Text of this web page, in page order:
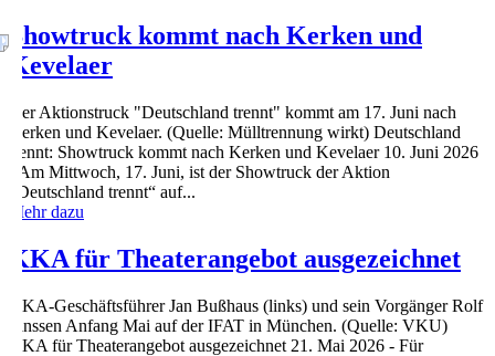
Showtruck kommt nach Kerken und
Kevelaer
Der Aktionstruck "Deutschland trennt" kommt am 17. Juni nach
Kerken und Kevelaer. (Quelle: Mülltrennung wirkt) Deutschland
trennt: Showtruck kommt nach Kerken und Kevelaer 10. Juni 2026
- Am Mittwoch, 17. Juni, ist der Showtruck der Aktion
„Deutschland trennt“ auf...
Mehr dazu
KKA für Theaterangebot ausgezeichnet
KKA-Geschäftsführer Jan Bußhaus (links) und sein Vorgänger Rolf
Janssen Anfang Mai auf der IFAT in München. (Quelle: VKU)
KKA für Theaterangebot ausgezeichnet 21. Mai 2026 - Für